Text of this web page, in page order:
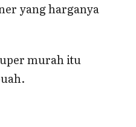
yang harganya
murah itu
Keranjang